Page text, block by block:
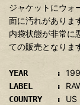
ジャケットにウォ
面に汚れがありま
内袋状態が非常に
ての販売となりま
YEAR :
LABEL :
COUNTRY : US